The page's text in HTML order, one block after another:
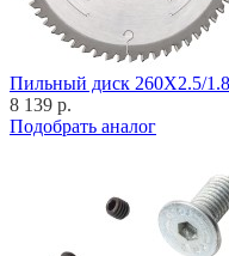
Пильный диск 260X2.5/
8 139 р.
Подобрать аналог